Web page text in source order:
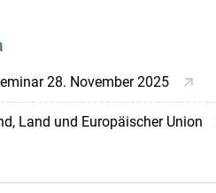
28. November 2025
Land und Europäischer Union